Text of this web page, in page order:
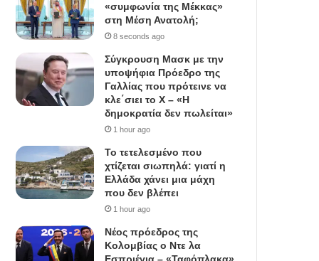
«συμφωνία της Μέκκας»
στη Μέση Ανατολή;
8 seconds ago
Σύγκρουση Μασκ με την
υποψήφια Πρόεδρο της
Γαλλίας που πρότεινε να
κλε΄σιει το X – «Η
δημοκρατία δεν πωλείται»
1 hour ago
Το τετελεσμένο που
χτίζεται σιωπηλά: γιατί η
Ελλάδα χάνει μια μάχη
που δεν βλέπει
1 hour ago
Νέος πρόεδρος της
Κολομβίας ο Ντε λα